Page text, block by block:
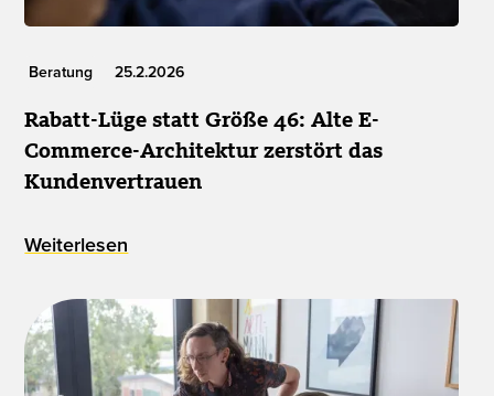
Beratung 25.2.2026
Rabatt-Lüge statt Größe 46: Alte E-
Commerce-Architektur zerstört das
Kundenvertrauen
Weiterlesen